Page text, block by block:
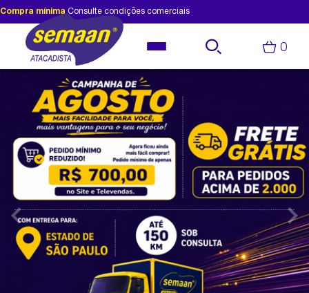
Compra mínima Consulte condições comerciais
0